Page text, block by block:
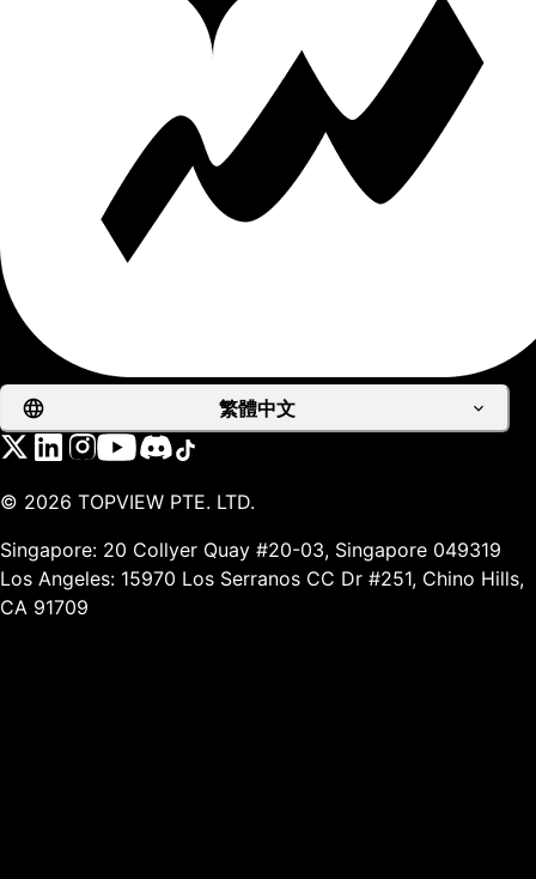
繁體中文
© 2026 TOPVIEW PTE. LTD.
Singapore: 20 Collyer Quay #20-03, Singapore 049319
Los Angeles: 15970 Los Serranos CC Dr #251, Chino Hills,
CA 91709